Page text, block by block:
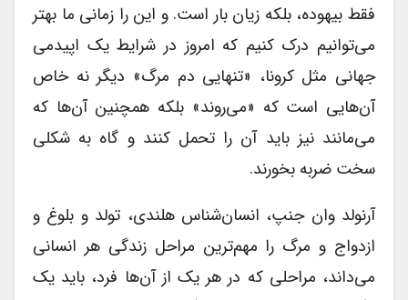
فقط بیهوده، بلکه زیان بار است. و این را زمانی ما بهتر
می‌توانیم درک کنیم که امروز در شرایط یک اپیدمی
جهانی مثل کرونا، «تنهایی دم مرگ» دیگر نه خاص
آن‌هایی است که «می‌روند» بلکه همچنین آن‌ها که
می‌مانند نیز باید آن را تحمل کنند و گاه به شکلی
سخت ضربه بخورند.
آرنولد وان جنپ، انسان‌شناس هلندی، تولد و بلوغ و
ازدواج و مرگ را مهم‌ترین مراحل زندگی هر انسانی
می‌داند، مراحلی که در هر یک از آن‌ها فرد، باید یک